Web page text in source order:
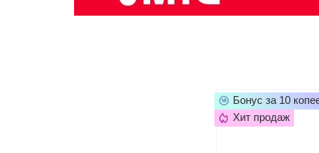
Бонус за 10
Хит продаж